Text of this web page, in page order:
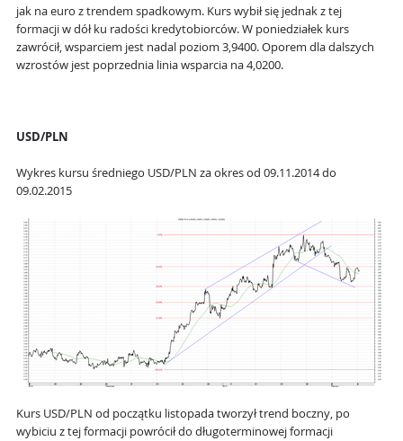
jak na euro z trendem spadkowym. Kurs wybił się jednak z tej
formacji w dół ku radości kredytobiorców. W poniedziałek kurs
zawrócił, wsparciem jest nadal poziom 3,9400. Oporem dla dalszych
wzrostów jest poprzednia linia wsparcia na 4,0200.
USD/PLN
Wykres kursu średniego USD/PLN za okres od 09.11.2014 do
09.02.2015
Kurs USD/PLN od początku listopada tworzył trend boczny, po
wybiciu z tej formacji powrócił do długoterminowej formacji